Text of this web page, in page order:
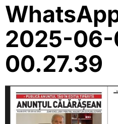
2025-06-
00.27.39